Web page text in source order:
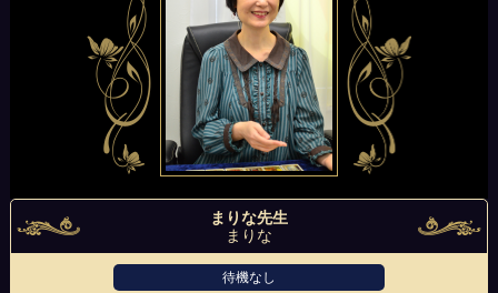
まりな先生
まりな
待機なし